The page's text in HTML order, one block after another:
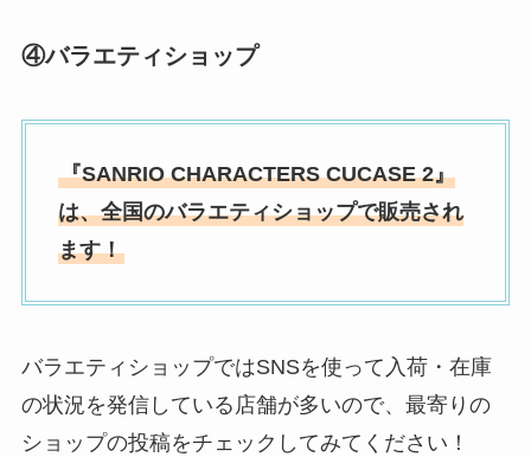
④バラエティショップ
『SANRIO CHARACTERS CUCASE 2』
は、全国のバラエティショップで販売され
ます！
バラエティショップではSNSを使って入荷・在庫
の状況を発信している店舗が多いので、最寄りの
ショップの投稿をチェックしてみてください！